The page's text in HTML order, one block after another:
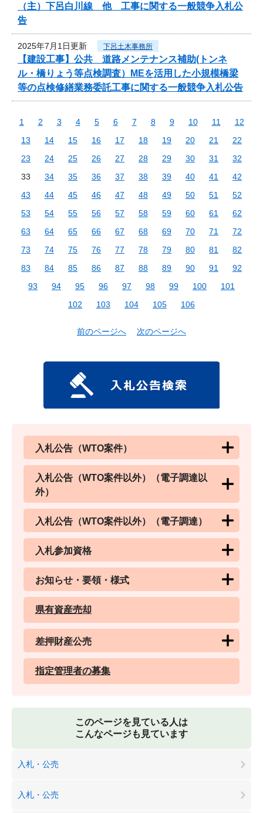
（主）下呂白川線 他 工事に関する一般競争入札公
告
2025年7月1日更新 下呂土木事務所
【建設工事】公共 道路メンテナンス補助(トンネ
ル・橋りょう等点検調査）MEを活用した小規模橋梁
等の点検修繕業務委託工事に関する一般競争入札公告
1 2 3 4 5 6 7 8 9 10 11
12
13
14 15 16 17 18 19 20 21
22
23
24 25 26 27 28 29 30 31
32
33
34 35 36 37 38 39 40 41
42
43
44 45 46 47 48 49 50 51
52
53
54 55 56 57 58 59 60 61
62
63
64 65 66 67 68 69 70 71
72
73
74 75 76 77 78 79 80 81
82
83
84 85 86 87 88 89 90 91
92
93
94 95 96 97 98 99 100
101
102
103 104 105 106
前のページへ 次のページへ
入札公告（WTO案件）
入札公告（WTO案件以外）（電子調達以
外）
入札公告（WTO案件以外）（電子調達）
入札参加資格
お知らせ・要領・様式
県有資産売却
差押財産公売
指定管理者の募集
このページを見ている人は
こんなページも見ています
入札・公売
入札・公売